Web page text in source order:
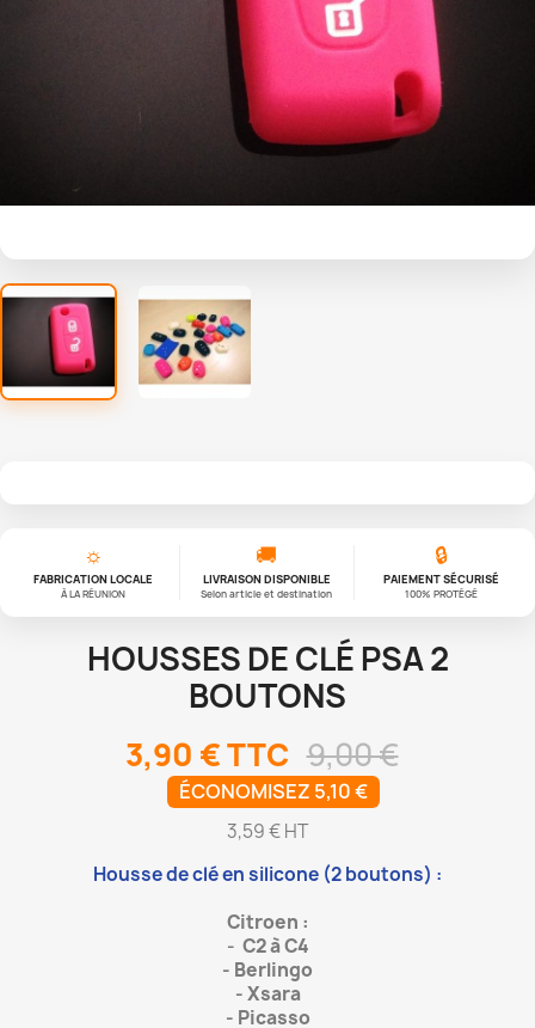
☼
FABRICATION LOCALE
À LA RÉUNION
🚚
LIVRAISON DISPONIBLE
Selon article et destination
🔒
PAIEMENT SÉCURISÉ
100% PROTÉGÉ
HOUSSES DE CLÉ PSA 2
BOUTONS
3,90 €TTC 9,00 €
ÉCONOMISEZ 5,10 €
3,59 € HT
Housse de clé en silicone (2 boutons) :
Citroen :
- C2 à C4
- Berlingo
-Xsara
- Picasso